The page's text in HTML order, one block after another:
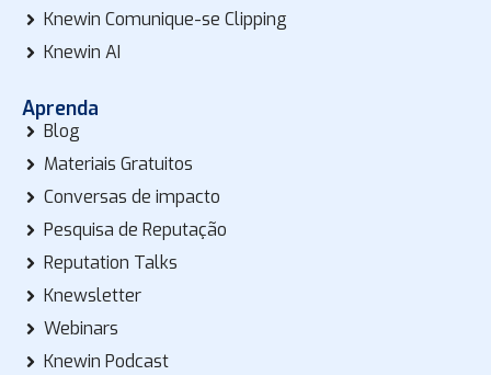
Knewin Comunique-se Clipping
Knewin AI
Aprenda
Blog
Materiais Gratuitos
Conversas de impacto
Pesquisa de Reputação
Reputation Talks
Knewsletter
Webinars
Knewin Podcast